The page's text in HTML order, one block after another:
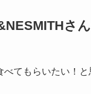
さ
てもらいたい！